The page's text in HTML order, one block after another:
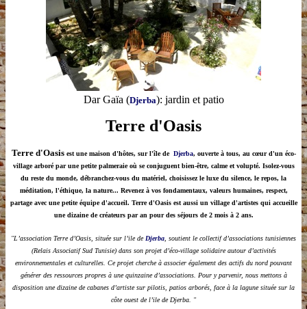
Dar Gaïa (Djerba): jardin et patio
Terre d'Oasis
Terre d'Oasisest une maison d'hôtes, sur l'île de Djerba, ouverte à tous, au cœur d'un éco-
village arboré par une petite palmeraie où se conjuguent bien-être, calme et volupté. Isolez-vous
du reste du monde, débranchez-vous du matériel, choisissez le luxe du silence, le repos, la
méditation, l'éthique, la nature... Revenez à vos fondamentaux, valeurs humaines, respect,
partage avec une petite équipe d'accueil. Terre d'Oasis est aussi un village d'artistes qui accueille
une dizaine de créateurs par an pour des séjours de 2 mois à 2 ans.
"L’association Terre d’Oasis, située sur l’ile de Djerba , soutient le collectif d’associations tunisiennes
(Relais Associatif Sud Tunisie) dans son projet d’éco-village solidaire autour d’activités
environnementales et culturelles. Ce projet cherche à associer également des actifs du nord pouvant
générer des ressources propres à une quinzaine d’associations. Pour y parvenir, nous mettons à
disposition une dizaine de cabanes d’artiste sur pilotis, patios arborés, face à la lagune située sur la
côte ouest de l’ile de Djerba. "